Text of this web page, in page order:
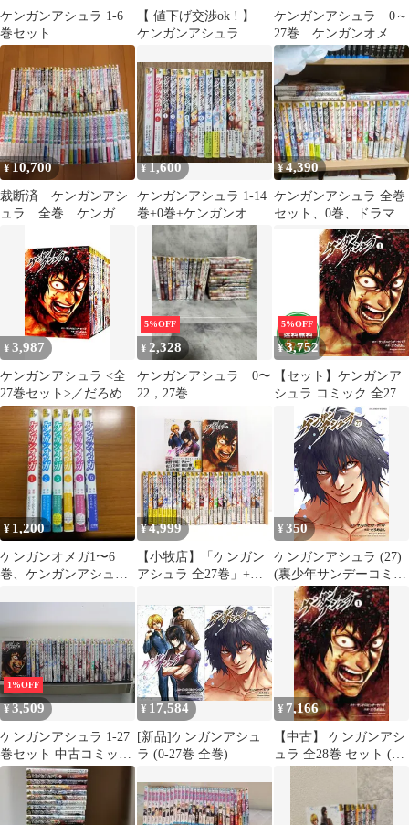
ケンガンアシュラ 1-6
巻セット
【 値下げ交渉ok ! 】
ケンガンアシュラ 全
ケンガンアシュラ 0～
27巻 ケンガンオメガ
1～31巻 計59冊 全巻
セット
¥10,700
裁断済 ケンガンアシ
ュラ 全巻 ケンガン
¥1,600
ケンガンアシュラ 1-14
巻+0巻+ケンガンオメ
ガ1巻
¥4,390
ケンガンアシュラ 全巻
セット、0巻、ドラマ
CD書き下ろしダブルポ
スター2枚
¥3,987
ケンガンアシュラ <全
27巻セット>／だろめお
ん
5%OFF
¥2,328
ケンガンアシュラ 0〜
22，27巻
5%OFF
¥3,752
【セット】ケンガンア
シュラ コミック 全27巻
セット [Comic]
¥ 1,200
ケンガンオメガ1〜6
巻、ケンガンアシュラ
¥4,999
【小牧店】「ケンガン
アシュラ 全27巻」+
巻」セット 【I207-
5918】
¥350
ケンガンアシュラ (27)
(裏少年サンデーコミッ
クス)
1%OFF
¥3,509
ケンガンアシュラ 1-27
巻セット 中古コミック
D176-comic
¥ 17,584
[新品]ケンガンアシュ
ラ (0-27巻 全巻)
¥ 7,166
【中古】 ケンガンアシ
ュラ 全28巻 セット (1-
27巻+0) サンドロビッ
チ [レンタル落ち] [コ
ミック] [漫画]